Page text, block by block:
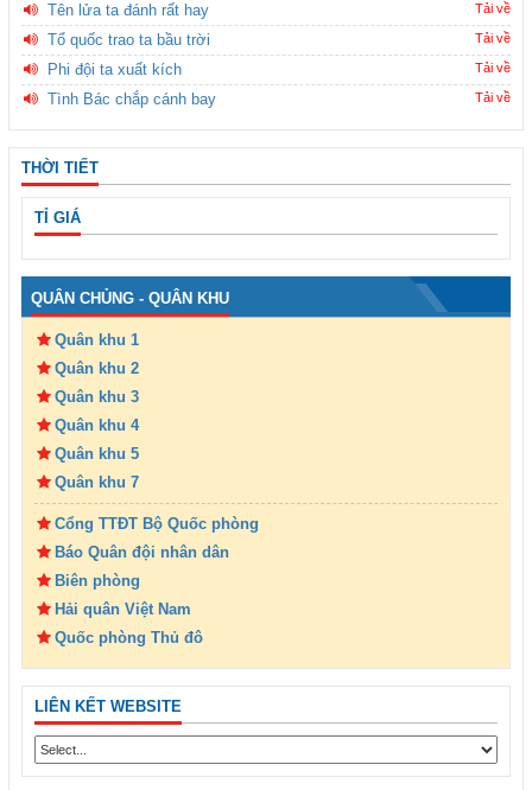
Tên lửa ta đánh rất hay Tải về
Tổ quốc trao ta bầu trời Tải về
Phi đội ta xuất kích Tải về
Tình Bác chắp cánh bay Tải về
THỜI TIẾT
TỈ GIÁ
QUÂN CHỦNG - QUÂN KHU
Quân khu 1
Quân khu 2
Quân khu 3
Quân khu 4
Quân khu 5
Quân khu 7
Cổng TTĐT Bộ Quốc phòng
Báo Quân đội nhân dân
Biên phòng
Hải quân Việt Nam
Quốc phòng Thủ đô
LIÊN KẾT WEBSITE